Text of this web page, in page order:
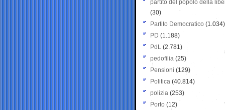
partito del popolo della
(30)
Partito Democratico (1.034)
PD (1.188)
PdL (2.781)
pedofilia (25)
Pensioni (129)
Politica (40.814)
polizia (253)
Porto (12)